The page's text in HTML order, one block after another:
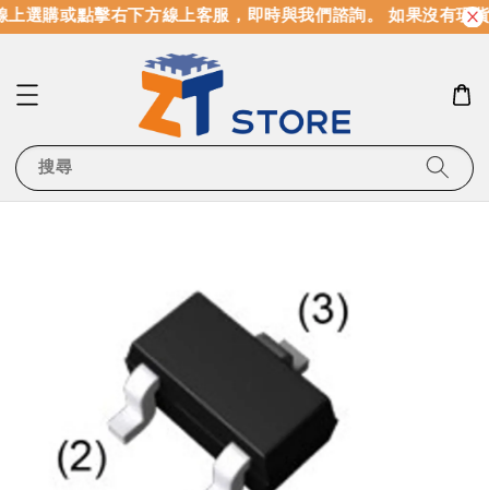
選購或點擊右下方線上客服，即時與我們諮詢。 如果沒有現
搜尋